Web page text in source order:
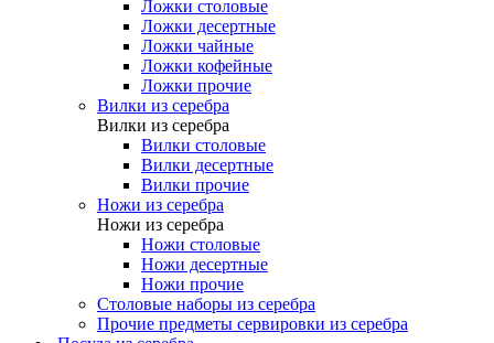
Ложки столовые
Ложки десертные
Ложки чайные
Ложки кофейные
Ложки прочие
Вилки из серебра
Вилки из серебра
Вилки столовые
Вилки десертные
Вилки прочие
Ножи из серебра
Ножи из серебра
Ножи столовые
Ножи десертные
Ножи прочие
Столовые наборы из серебра
Прочие предметы сервировки из серебра